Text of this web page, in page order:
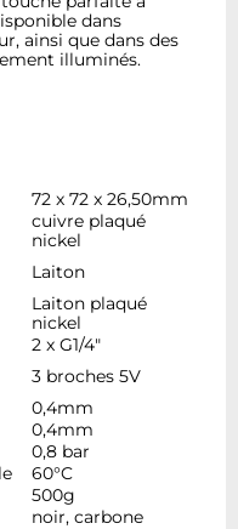
dans
ainsi que dans des
illuminés.
72 x 72 x 26,50mm
cuivre plaqué
nickel
Laiton
Laiton plaqué
nickel
2 x G1/4"
3 broches 5V
0,4mm
0,4mm
0,8 bar
60°C
500g
noir, carbone